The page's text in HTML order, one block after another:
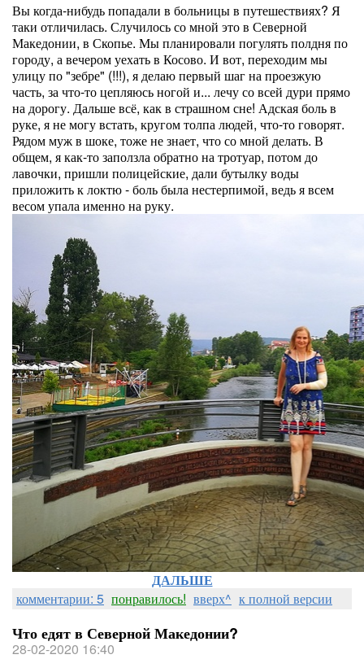
Вы когда-нибудь попадали в больницы в путешествиях? Я
таки отличилась. Случилось со мной это в Северной
Македонии, в Скопье. Мы планировали погулять полдня по
городу, а вечером уехать в Косово. И вот, переходим мы
улицу по "зебре" (!!!), я делаю первый шаг на проезжую
часть, за что-то цепляюсь ногой и... лечу со всей дури прямо
на дорогу. Дальше всё, как в страшном сне! Адская боль в
руке, я не могу встать, кругом толпа людей, что-то говорят.
Рядом муж в шоке, тоже не знает, что со мной делать. В
общем, я как-то заползла обратно на тротуар, потом до
лавочки, пришли полицейские, дали бутылку воды
приложить к локтю - боль была нестерпимой, ведь я всем
весом упала именно на руку.
ДАЛЬШЕ
комментарии: 5 понравилось! вверх^ к полной версии
Что едят в Северной Македонии?
28-02-2020 16:40